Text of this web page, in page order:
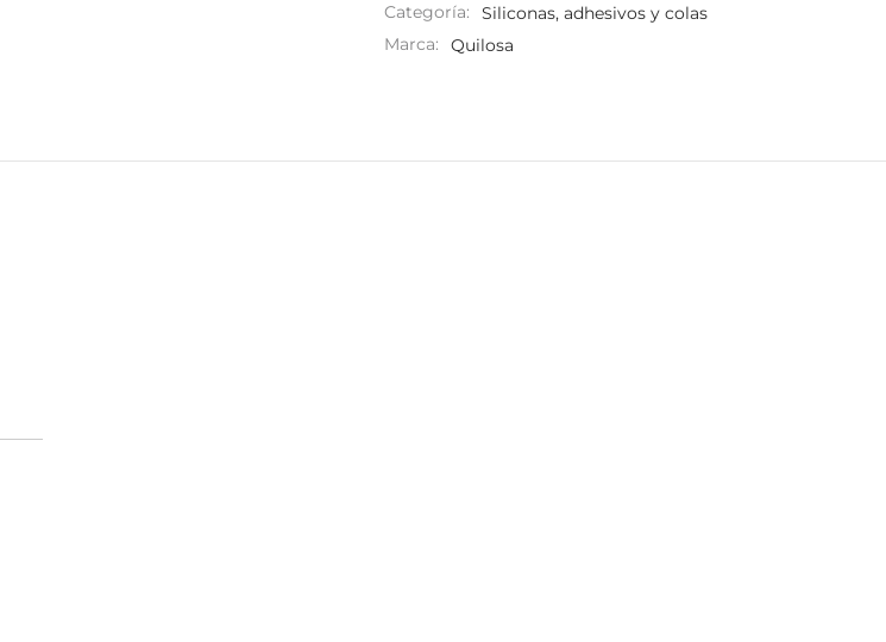
Categoría:
Siliconas, adhesivos y colas
Marca:
Quilosa